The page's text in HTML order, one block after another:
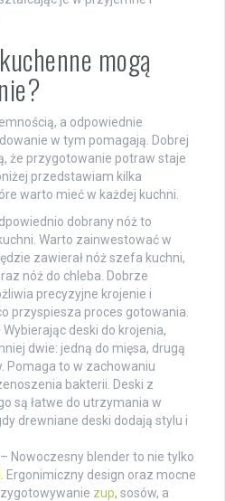
mogą
a odpowiednie
w tym pomagają. Dobrej
że przygotowanie potraw staje
przedstawiam kilka
warto mieć w każdej kuchni.
dobrany nóż to
Warto zainwestować w
zawierał nóż szefa kuchni,
nóż do chleba. Dobrze
precyzyjne krojenie i
przyspiesza proces gotowania.
Wybierając deski do krojenia,
dwie: jedną do mięsa, drugą
Pomaga to w zachowaniu
bakterii. Deski z
są łatwe do utrzymania w
drewniane deski dodają stylu i
– Nowoczesny blender to nie tylko
. Ergonimiczny design oraz mocne
zup, sosów, a